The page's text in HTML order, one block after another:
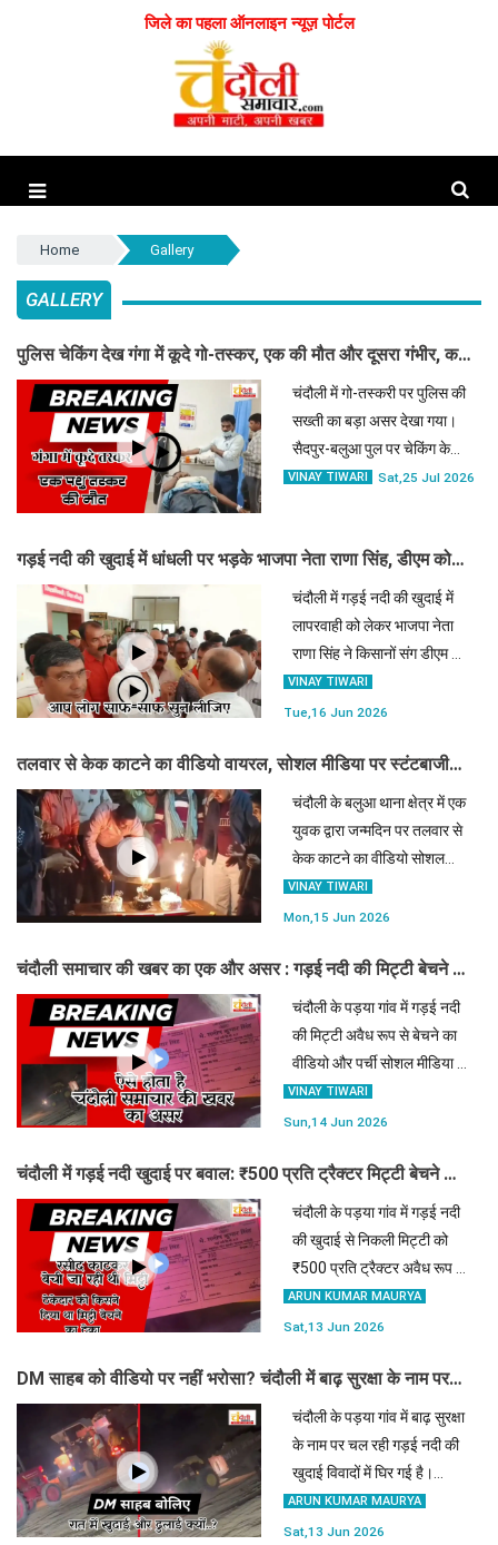
जिले का पहला ऑनलाइन न्यूज़ पोर्टल
Home Gallery
GALLERY
पुलिस चेकिंग देख गंगा में कूदे गो-तस्कर, एक की मौत और दूसरा गंभीर, कई
जानवर बरामद
चंदौली में गो-तस्करी पर पुलिस की
सख्ती का बड़ा असर देखा गया।
सैदपुर-बलुआ पुल पर चेकिंग के
दौरान पुलिस को देखकर दो तस्कर
पूरी खबर पढ़ें
VINAY TIWARI Sat,25 Jul 2026
गड़ई नदी की खुदाई में धांधली पर भड़के भाजपा नेता राणा सिंह, डीएम को
पत्र सौंपकर दी आंदोलन की चेतावनी
चंदौली में गड़ई नदी की खुदाई में
लापरवाही को लेकर भाजपा नेता
राणा सिंह ने किसानों संग डीएम को
पत्र सौंपा। उन्होंने भ्रष्ट अफसरों
को कड़ी चेतावनी देते हुए बरसात से
मांग क
VINAY TIWARI
Tue,16 Jun 2026
तलवार से केक काटने का वीडियो वायरल, सोशल मीडिया पर स्टंटबाजी
देख खोजने लगी है पुलिस
चंदौली के बलुआ थाना क्षेत्र में एक
युवक द्वारा जन्मदिन पर तलवार से
केक काटने का वीडियो सोशल
मीडिया पर तेजी से वायरल हो रहा
है। वीडियो सामने आने के बाद
की जांच में जुट गई
VINAY TIWARI
Mon,15 Jun 2026
चंदौली समाचार की खबर का एक और असर : गड़ई नदी की मिट्टी बेचने का
वीडियो और पर्ची देखकर DM ने दिए जांच के आदेशचंदौली के पड़या गांव में गड़ई नदी
की मिट्टी अवैध रूप से बेचने का
वीडियो और पर्ची सोशल मीडिया पर
वायरल हुई है। 'चंदौली समाचार'
पर खबर चलने के बाद डीएम चंद्र
जांच के आद
VINAY TIWARI
Sun,14 Jun 2026
चंदौली में गड़ई नदी खुदाई पर बवाल: ₹500 प्रति ट्रैक्टर मिट्टी बेचने का
नया वीडियो वायरल, ग्रामीणों ने घेरा डीएम का काफिलाचंदौली के पड़या गांव में गड़ई नदी
की खुदाई से निकली मिट्टी को
₹500 प्रति ट्रैक्टर अवैध रूप से
बेचने का वीडियो वायरल हुआ है।
आक्रोशित ग्रामीणों ने डीएम
सौंपे, जिसके बाद जा
ARUN KUMAR MAURYA
Sat,13 Jun 2026
DM साहब को वीडियो पर नहीं भरोसा? चंदौली में बाढ़ सुरक्षा के नाम पर
रात के अंधेरे में मिट्टी बेच रहे ठेकेदार!
चंदौली के पड़या गांव में बाढ़ सुरक्षा
के नाम पर चल रही गड़ई नदी की
खुदाई विवादों में घिर गई है।
अफसरों और ठेकेदारों की मिलीभगत
से रात में मिट्टी बेचे जाने के आरोप
ARUN KUMAR MAURYA
Sat,13 Jun 2026